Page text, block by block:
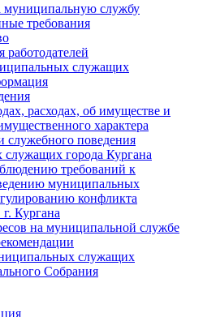
муниципальную службу
требования
служащих
расходах, об имуществе и
характера
служебного поведения
города Кургана
требований к
муниципальных
конфликта
Кургана
на муниципальной службе
служащих
Cобрания